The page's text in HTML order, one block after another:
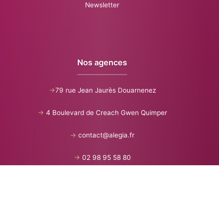
Newsletter
Nos agences
->79 rue Jean Jaurès Douarnenez
-> 4 Boulevard de Creach Gwen Quimper
-> contact@alegia.fr
-> 02 98 95 58 80